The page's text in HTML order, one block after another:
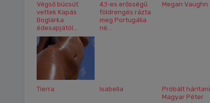
Végső búcsút
vettek Kapás
Boglárka
édesapjától...
4,1-es erősségű
földrengés rázta
meg Portugália
né...
Megan Vaughn
Tierra Isabella
Próbált hárítani
Magyar Péter